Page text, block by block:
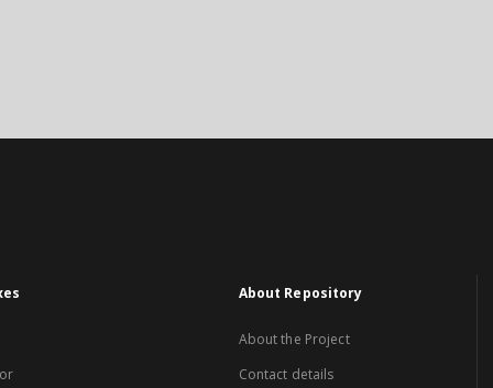
About Repository
About the Project
Contact details